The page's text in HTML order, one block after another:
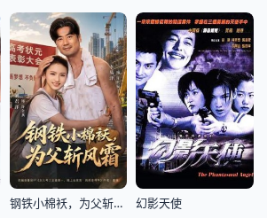
钢铁小棉袄，为父斩风霜 幻影天使